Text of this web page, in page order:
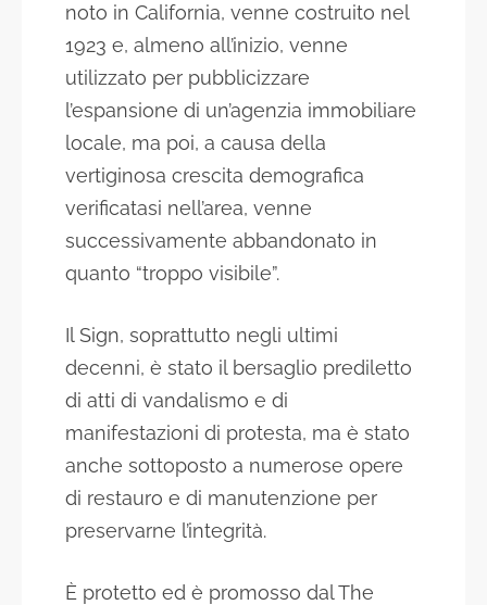
noto in California, venne costruito nel
1923 e, almeno all’inizio, venne
utilizzato per pubblicizzare
l’espansione di un’agenzia immobiliare
locale, ma poi, a causa della
vertiginosa crescita demografica
verificatasi nell’area, venne
successivamente abbandonato in
quanto “troppo visibile”.
Il Sign, soprattutto negli ultimi
decenni, è stato il bersaglio prediletto
di atti di vandalismo e di
manifestazioni di protesta, ma è stato
anche sottoposto a numerose opere
di restauro e di manutenzione per
preservarne l’integrità.
È protetto ed è promosso dal The